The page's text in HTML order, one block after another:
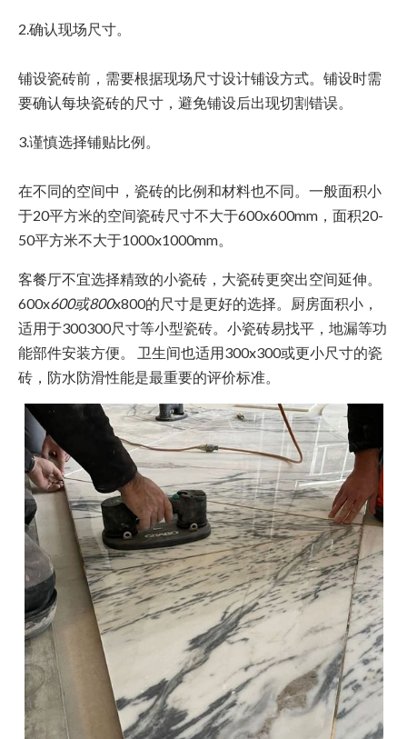
2.确认现场尺寸。
铺设瓷砖前，需要根据现场尺寸设计铺设方式。铺设时需
要确认每块瓷砖的尺寸，避免铺设后出现切割错误。
3.谨慎选择铺贴比例。
在不同的空间中，瓷砖的比例和材料也不同。一般面积小
于20平方米的空间瓷砖尺寸不大于600x600mm，面积20-
50平方米不大于1000x1000mm。
客餐厅不宜选择精致的小瓷砖，大瓷砖更突出空间延伸。
600x600或800x800的尺寸是更好的选择。厨房面积小，
适用于300300尺寸等小型瓷砖。小瓷砖易找平，地漏等功
能部件安装方便。 卫生间也适用300x300或更小尺寸的瓷
砖，防水防滑性能是最重要的评价标准。